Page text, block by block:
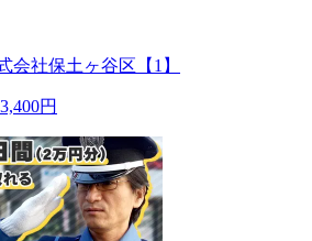
会社保土ヶ谷区【1】
円